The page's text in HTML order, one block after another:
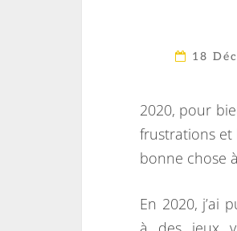
18
2020, pour
frustrations et
bonne chose
En 2020, j’ai